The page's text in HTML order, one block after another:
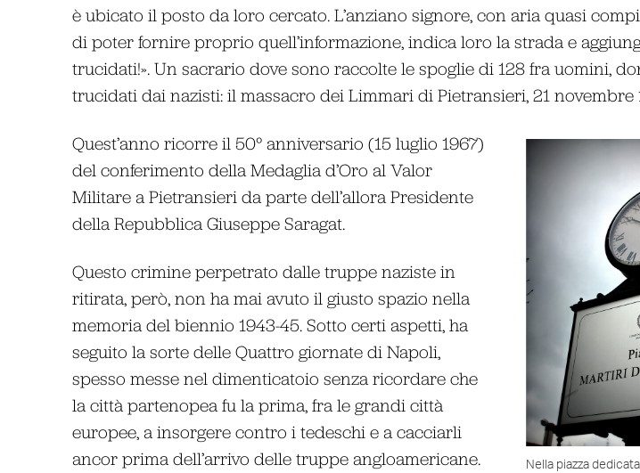
è ubicato il posto da loro cercato. L’anziano signore, con aria quasi
di poter fornire proprio quell’informazione, indica loro la strada e
trucidati!». Un sacrario dove sono raccolte le spoglie di 128 fra uomini,
trucidati dai nazisti: il massacro dei Limmari di Pietransieri, 21 novembre
Nella piazza
Quest’anno ricorre il 50° anniversario (15 luglio 1967)
del conferimento della Medaglia d’Oro al Valor
Militare a Pietransieri da parte dell’allora Presidente
della Repubblica Giuseppe Saragat.
Questo crimine perpetrato dalle truppe naziste in
ritirata, però, non ha mai avuto il giusto spazio nella
memoria del biennio 1943-45. Sotto certi aspetti, ha
seguito la sorte delle Quattro giornate di Napoli,
spesso messe nel dimenticatoio senza ricordare che
la città partenopea fu la prima, fra le grandi città
europee, a insorgere contro i tedeschi e a cacciarli
ancor prima dell’arrivo delle truppe angloamericane.